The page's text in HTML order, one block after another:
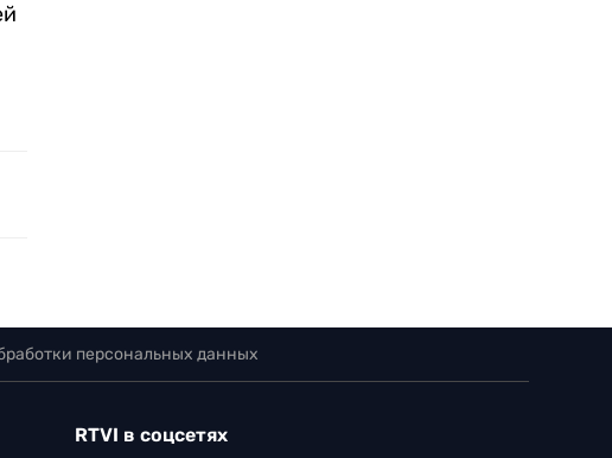
персональных данных
RTVI в соцсетях